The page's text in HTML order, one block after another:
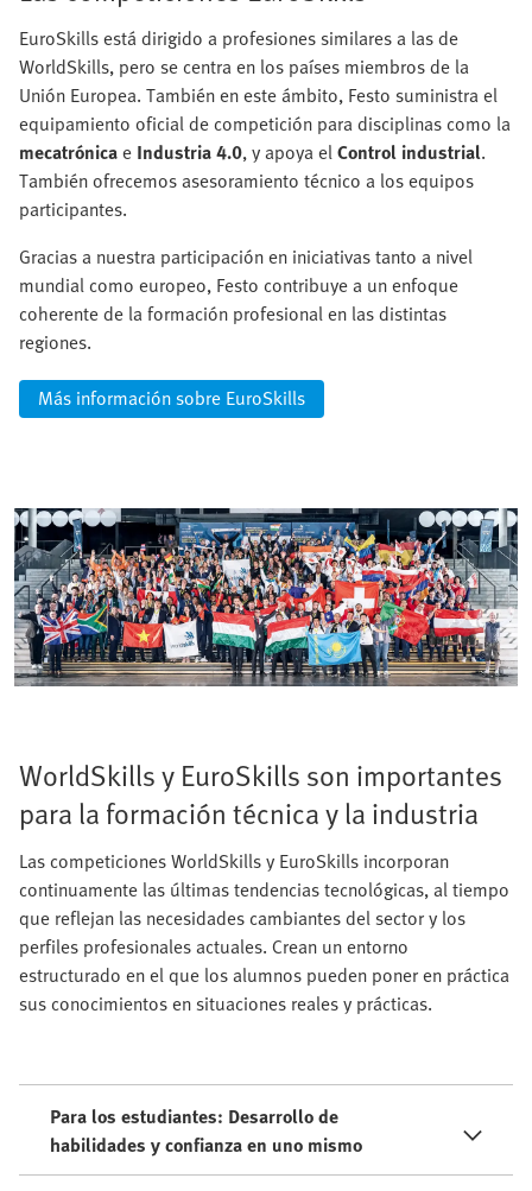
EuroSkills está dirigido a profesiones similares a las de
WorldSkills, pero se centra en los países miembros de la
Unión Europea. También en este ámbito, Festo suministra el
equipamiento oficial de competición para disciplinas como la
mecatrónicae Industria 4.0, y apoya elControl industrial.
También ofrecemos asesoramiento técnico a los equipos
participantes.
Gracias a nuestra participación en iniciativas tanto a nivel
mundial como europeo, Festo contribuye a un enfoque
coherente de la formación profesional en las distintas
regiones.
Más información sobre EuroSkills
WorldSkills y EuroSkills son importantes
para la formación técnica y la industria
Las competiciones WorldSkills y EuroSkills incorporan
continuamente las últimas tendencias tecnológicas, al tiempo
que reflejan las necesidades cambiantes del sector y los
perfiles profesionales actuales. Crean un entorno
estructurado en el que los alumnos pueden poner en práctica
sus conocimientos en situaciones reales y prácticas.
Para los estudiantes: Desarrollo de
habilidades y confianza en uno mismo